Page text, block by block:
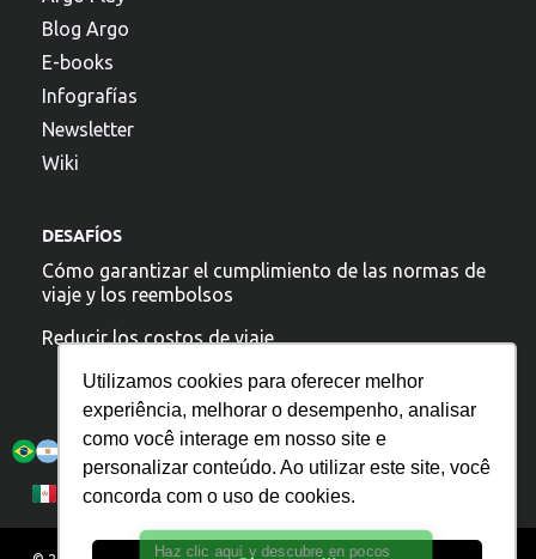
Utilizamos cookies para oferecer melhor
experiência, melhorar o desempenho, analisar
como você interage em nosso site e
personalizar conteúdo. Ao utilizar este site, você
concorda com o uso de cookies.
Blog Argo
E-books
Infografías
Newsletter
Wiki
DESAFÍOS
Cómo garantizar el cumplimiento de las normas de
viaje y los reembolsos
Reducir los costos de viaje
Español
Português
Política de Privacidad
Haz clic aquí y descubre en pocos